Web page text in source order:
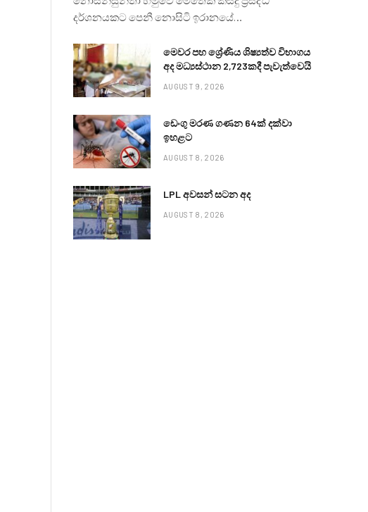
දර්ශනයකට පෙනී නොසිටි ඉරානයේ…
මෙවර පහ ශ්‍රේණිය ශිෂ්‍යත්ව විභාගය
අද මධ්‍යස්ථාන 2,723කදී පැවැත්වෙයි
AUGUST 9, 2026
ඩෙංගු මරණ ගණන 64ක් දක්වා
ඉහළට
AUGUST 8, 2026
LPL අවසන් සටන අද
AUGUST 8, 2026